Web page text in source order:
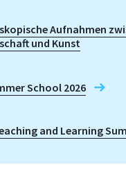
Aufnahmen
und Kunst
School 2026
and Learning